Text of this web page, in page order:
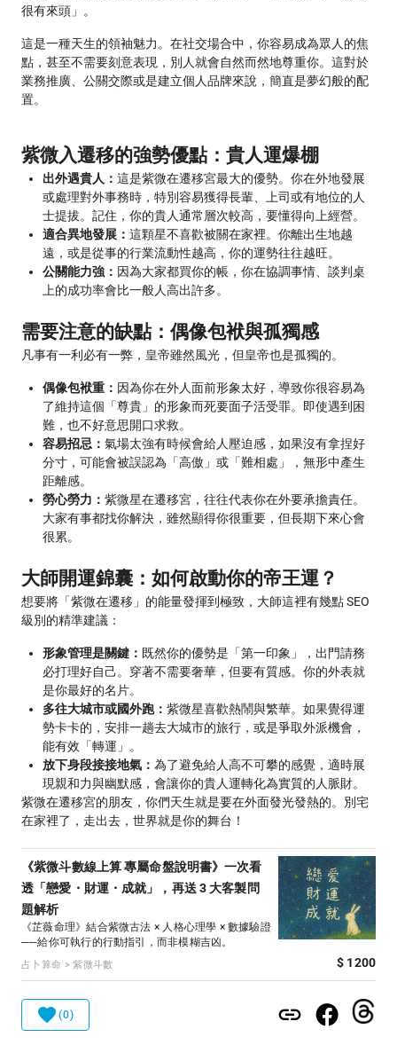
很有來頭」。
這是一種天生的領袖魅力。在社交場合中，你容易成為眾人的焦
點，甚至不需要刻意表現，別人就會自然而然地尊重你。這對於
業務推廣、公關交際或是建立個人品牌來說，簡直是夢幻般的配
置。
紫微入遷移的強勢優點：貴人運爆棚
出外遇貴人： 這是紫微在遷移宮最大的優勢。你在外地發展
或處理對外事務時，特別容易獲得長輩、上司或有地位的人
士提拔。記住，你的貴人通常層次較高，要懂得向上經營。
適合異地發展： 這顆星不喜歡被關在家裡。你離出生地越
遠，或是從事的行業流動性越高，你的運勢往往越旺。
公關能力強： 因為大家都買你的帳，你在協調事情、談判桌
上的成功率會比一般人高出許多。
需要注意的缺點：偶像包袱與孤獨感
凡事有一利必有一弊，皇帝雖然風光，但皇帝也是孤獨的。
偶像包袱重： 因為你在外人面前形象太好，導致你很容易為
了維持這個「尊貴」的形象而死要面子活受罪。即使遇到困
難，也不好意思開口求救。
容易招忌： 氣場太強有時候會給人壓迫感，如果沒有拿捏好
分寸，可能會被誤認為「高傲」或「難相處」，無形中產生
距離感。
勞心勞力： 紫微星在遷移宮，往往代表你在外要承擔責任。
大家有事都找你解決，雖然顯得你很重要，但長期下來心會
很累。
大師開運錦囊：如何啟動你的帝王運？
想要將「紫微在遷移」的能量發揮到極致，大師這裡有幾點 SEO
級別的精準建議：
形象管理是關鍵： 既然你的優勢是「第一印象」，出門請務
必打理好自己。穿著不需要奢華，但要有質感。你的外表就
是你最好的名片。
多往大城市或國外跑： 紫微星喜歡熱鬧與繁華。如果覺得運
勢卡卡的，安排一趟去大城市的旅行，或是爭取外派機會，
能有效「轉運」。
放下身段接接地氣： 為了避免給人高不可攀的感覺，適時展
現親和力與幽默感，會讓你的貴人運轉化為實質的人脈財。
紫微在遷移宮的朋友，你們天生就是要在外面發光發熱的。別宅
在家裡了，走出去，世界就是你的舞台！
《紫微斗數線上算 專屬命盤說明書》一次看
透「戀愛・財運・成就」，再送 3 大客製問
題解析
《芷薇命理》結合紫微古法 × 人格心理學 × 數據驗證
──給你可執行的行動指引，而非模糊吉凶。
占卜算命 > 紫微斗數 $ 1200
(0)